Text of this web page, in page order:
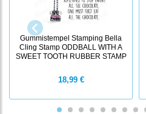
Gummistempel Stamping Bella
Cling Stamp ODDBALL WITH A
SWEET TOOTH RUBBER STAMP
18,99 €